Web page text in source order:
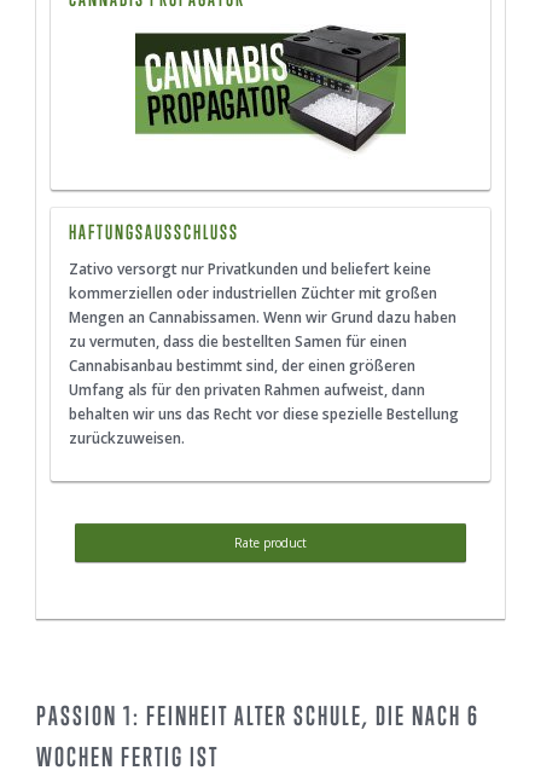
HAFTUNGSAUSSCHLUSS
Zativo versorgt nur Privatkunden und beliefert keine
kommerziellen oder industriellen Züchter mit großen
Mengen an Cannabissamen. Wenn wir Grund dazu haben
zu vermuten, dass die bestellten Samen für einen
Cannabisanbau bestimmt sind, der einen größeren
Umfang als für den privaten Rahmen aufweist, dann
behalten wir uns das Recht vor diese spezielle Bestellung
zurückzuweisen.
Rate product
PASSION 1: FEINHEIT ALTER SCHULE, DIE NACH 6
WOCHEN FERTIG IST